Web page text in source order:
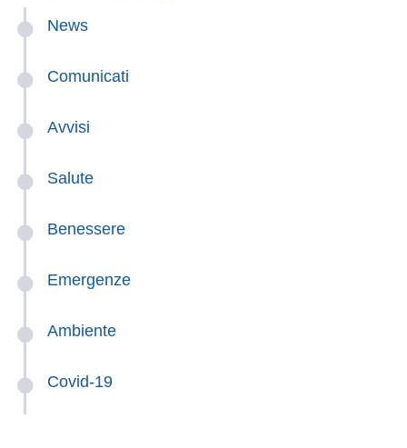
News
Comunicati
Avvisi
Salute
Benessere
Emergenze
Ambiente
Covid-19